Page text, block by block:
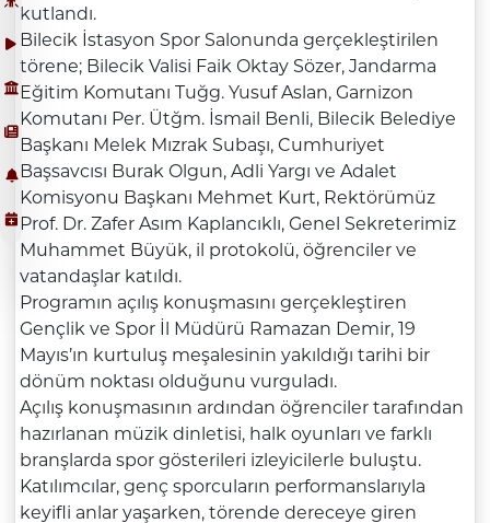
kutlandı.
Bilecik İstasyon Spor Salonunda gerçekleştirilen
törene; Bilecik Valisi Faik Oktay Sözer, Jandarma
Eğitim Komutanı Tuğg. Yusuf Aslan, Garnizon
Komutanı Per. Ütğm. İsmail Benli, Bilecik Belediye
Başkanı Melek Mızrak Subaşı, Cumhuriyet
Başsavcısı Burak Olgun, Adli Yargı ve Adalet
Komisyonu Başkanı Mehmet Kurt, Rektörümüz
Prof. Dr. Zafer Asım Kaplancıklı, Genel Sekreterimiz
Muhammet Büyük, il protokolü, öğrenciler ve
vatandaşlar katıldı.
Programın açılış konuşmasını gerçekleştiren
Gençlik ve Spor İl Müdürü Ramazan Demir, 19
Mayıs’ın kurtuluş meşalesinin yakıldığı tarihi bir
dönüm noktası olduğunu vurguladı.
Açılış konuşmasının ardından öğrenciler tarafından
hazırlanan müzik dinletisi, halk oyunları ve farklı
branşlarda spor gösterileri izleyicilerle buluştu.
Katılımcılar, genç sporcuların performanslarıyla
keyifli anlar yaşarken, törende dereceye giren